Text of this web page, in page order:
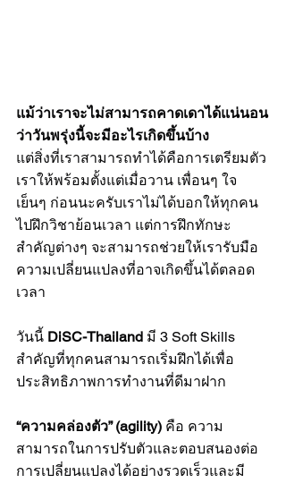
แม้ว่าเราจะไม่สามารถคาดเดาได้แน่นอน
ว่าวันพรุ่งนี้จะมีอะไรเกิดขึ้นบ้าง
แต่สิ่งที่เราสามารถทำได้คือการเตรียมตัว
เราให้พร้อมตั้งแต่เมื่อวาน เพื่อนๆ ใจ
เย็นๆ ก่อนนะครับเราไม่ได้บอกให้ทุกคน
ไปฝึกวิชาย้อนเวลา แต่การฝึกทักษะ
สำคัญต่างๆ จะสามารถช่วยให้เรารับมือ
ความเปลี่ยนแปลงที่อาจเกิดขึ้นได้ตลอด
เวลา
วันนี้ DiSC-Thailand มี 3 Soft Skills
สำคัญที่ทุกคนสามารถเริ่มฝึกได้เพื่อ
ประสิทธิภาพการทำงานที่ดีมาฝาก
“ความคล่องตัว” (agility) คือ ความ
สามารถในการปรับตัวและตอบสนองต่อ
การเปลี่ยนแปลงได้อย่างรวดเร็วและมี